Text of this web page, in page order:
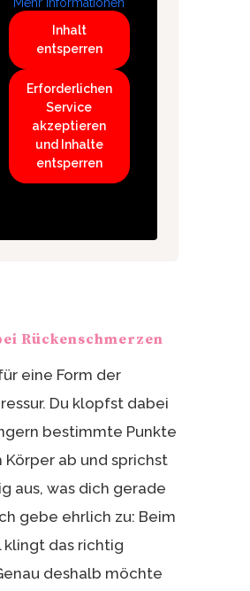
Inhalt
entsperren
Erforderlichen
Service
akzeptieren
und Inhalte
entsperren
Rückenschmerzen
eine Form der
Du klopfst dabei
bestimmte Punkte
Körper ab und sprichst
aus, was dich gerade
gebe ehrlich zu: Beim
klingt das richtig
deshalb möchte